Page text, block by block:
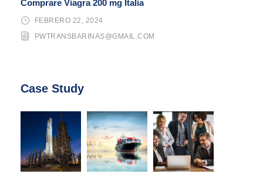
Comprare Viagra 200 mg Italia
FEBRERO 22, 2024
PWTRANSBARINAS@GMAIL.COM
Case Study